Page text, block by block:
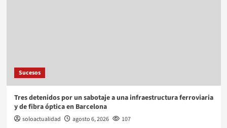
Sucesos
Tres detenidos por un sabotaje a una infraestructura ferroviaria
y de fibra óptica en Barcelona
soloactualidad agosto 6, 2026 107